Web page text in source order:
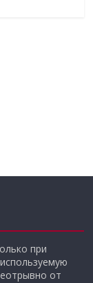
при
от